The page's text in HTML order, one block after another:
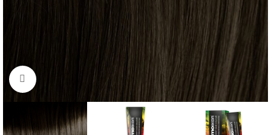
Click to enlarge